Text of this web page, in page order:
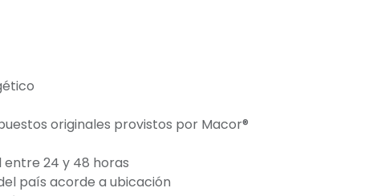
originales provistos por Macor®
24 y 48 horas
país acorde a ubicación